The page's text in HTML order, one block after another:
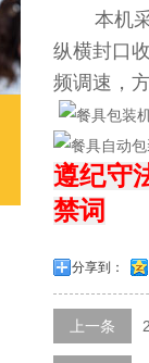
本机采
纵横封口
频调速，
遵纪守
禁词
分享到：
上一条